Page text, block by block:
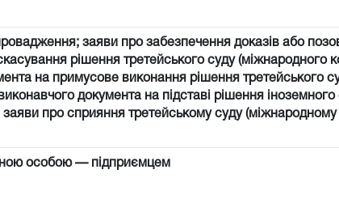
заяви про забезпечення доказів або
рішення третейського суду (міжнародного
на примусове виконання рішення третейського
документа на підставі рішення
про сприяння третейському суду
особою — підприємцем